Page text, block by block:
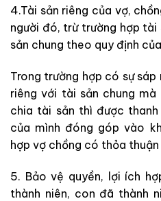
4.Tài sản riêng của vợ,
người đó, trừ trường hợp
sản chung theo quy định
Trong trường hợp có sự
riêng với tài sản chung
chia tài sản thì được
của mình đóng góp vào
hợp vợ chồng có thỏa thuận
5. Bảo vệ quyền, lợi ích
thành niên, con đã thành